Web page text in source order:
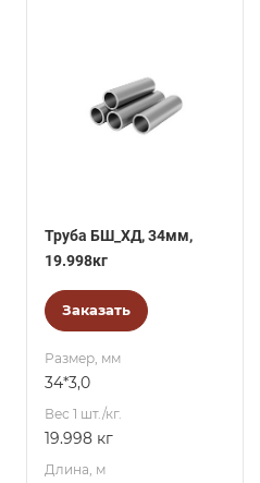
Труба БШ_ХД, 34мм,
19.998кг
Заказать
Размер, мм
34*3,0
Вес 1 шт./кг.
19.998 кг
Длина, м